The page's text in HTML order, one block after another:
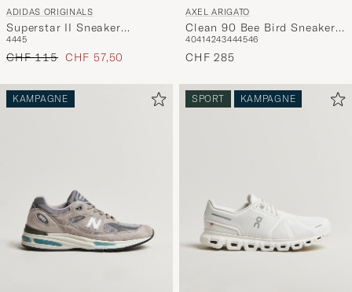
ADIDAS ORIGINALS
Superstar II Sneaker
Black/White
4445
Regulärer Preis
CHF 115 Reduzierter Preis
CHF 57,50
AXEL ARIGATO
Clean 90 Bee Bird Sneaker
White/Dark Blue
40414243444546
CHF 285
KAMPAGNE SPORT KAMPAGNE